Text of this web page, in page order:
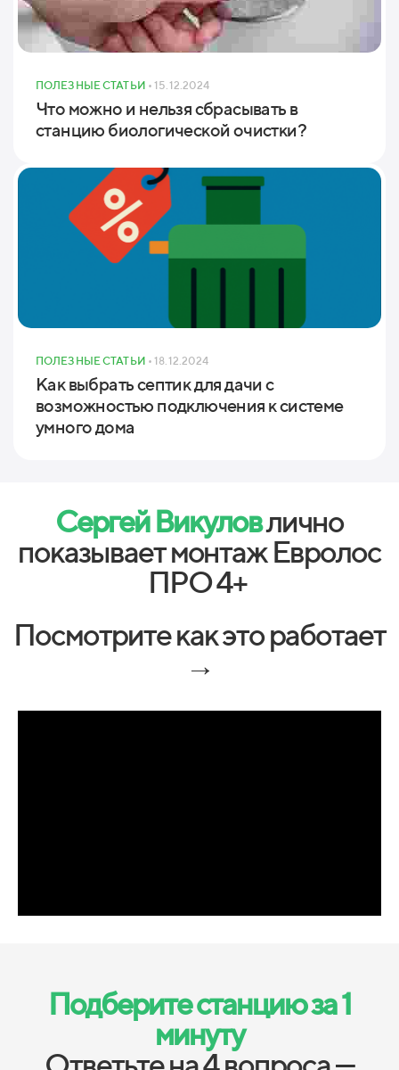
ПОЛЕЗНЫЕ СТАТЬИ • 15.12.2024
Что можно и нельзя сбрасывать в
станцию биологической очистки?
ПОЛЕЗНЫЕ СТАТЬИ • 18.12.2024
Как выбрать септик для дачи с
возможностью подключения к системе
умного дома
Сергей Викуловлично
показывает монтаж Евролос
ПРО 4+
Посмотрите как это работает
→
Подберите станцию за 1
минуту